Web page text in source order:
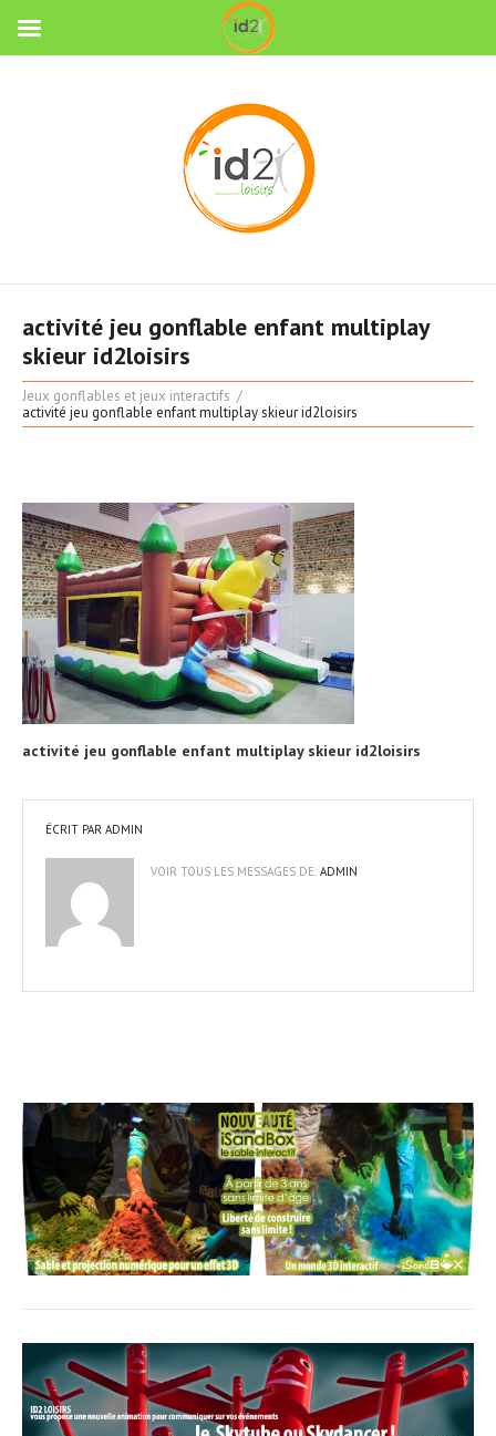
activité jeu gonflable enfant multiplay
skieur id2loisirs
Jeux gonflables et jeux interactifs
activité jeu gonflable enfant multiplay skieur id2loisirs
activité jeu gonflable enfant multiplay skieur id2loisirs
ÉCRIT PAR ADMIN
VOIR TOUS LES MESSAGES DE: ADMIN